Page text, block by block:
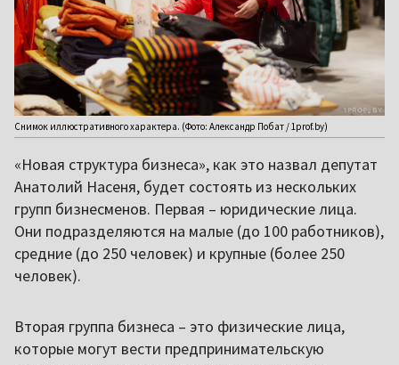
Снимок иллюстративного характера. (Фото: Александр Побат / 1prof.by)
«Новая структура бизнеса», как это назвал депутат
Анатолий Насеня, будет состоять из нескольких
групп бизнесменов. Первая – юридические лица.
Они подразделяются на малые (до 100 работников),
средние (до 250 человек) и крупные (более 250
человек).
Вторая группа бизнеса – это физические лица,
которые могут вести предпринимательскую